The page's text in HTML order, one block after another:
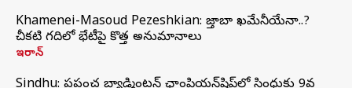
Khamenei-Masoud Pezeshkian: మొజ్తాబా ఖమేనీయేనా..?
చీకటి గదిలో భేటీపై కొత్త అనుమానాలు
ఇరాన్